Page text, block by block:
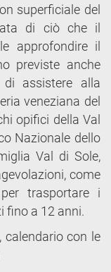
superficiale del
di ciò che il
approfondire il
previste anche
assistere alla
veneziana del
opifici della Val
Nazionale dello
Val di Sole,
come
trasportare i
fino a 12 anni.
calendario con le